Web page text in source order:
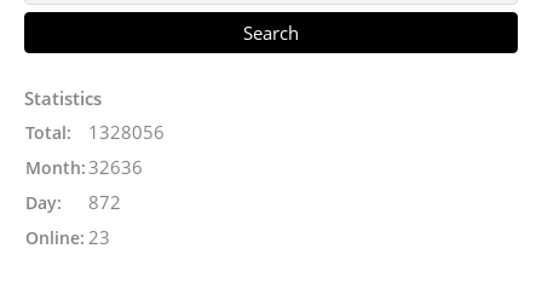
Statistics
Online: 23
Total: 1328056
Month:32636
Day: 872